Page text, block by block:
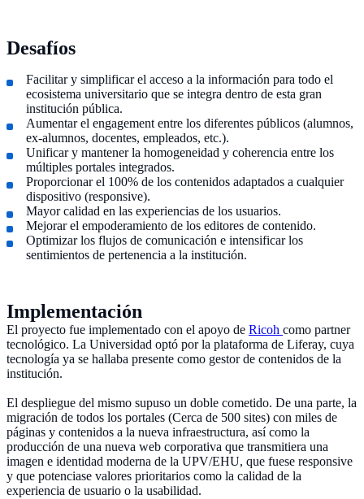
Desafíos
Facilitar y simplificar el acceso a la información para todo el
ecosistema universitario que se integra dentro de esta gran
institución pública.
Aumentar el engagement entre los diferentes públicos (alumnos,
ex-alumnos, docentes, empleados, etc.).
Unificar y mantener la homogeneidad y coherencia entre los
múltiples portales integrados.
Proporcionar el 100% de los contenidos adaptados a cualquier
dispositivo (responsive).
Mayor calidad en las experiencias de los usuarios.
Mejorar el empoderamiento de los editores de contenido.
Optimizar los flujos de comunicación e intensificar los
sentimientos de pertenencia a la institución.
Implementación
El proyecto fue implementado con el apoyo de Ricoh como partner
tecnológico. La Universidad optó por la plataforma de Liferay, cuya
tecnología ya se hallaba presente como gestor de contenidos de la
institución.
El despliegue del mismo supuso un doble cometido. De una parte, la
migración de todos los portales (Cerca de 500 sites) con miles de
páginas y contenidos a la nueva infraestructura, así como la
producción de una nueva web corporativa que transmitiera una
imagen e identidad moderna de la UPV/EHU, que fuese responsive
y que potenciase valores prioritarios como la calidad de la
experiencia de usuario o la usabilidad.